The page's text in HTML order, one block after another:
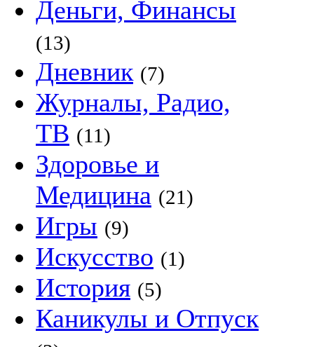
Деньги, Финансы
(13)
Дневник (7)
Журналы, Радио,
ТВ (11)
Здоровье и
Медицина (21)
Игры (9)
Искусство (1)
История (5)
Каникулы и Отпуск